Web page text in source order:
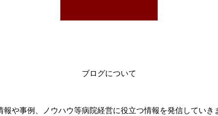
ブログについて
報や事例、ノウハウ等病院経営に役立つ情報を発信していき